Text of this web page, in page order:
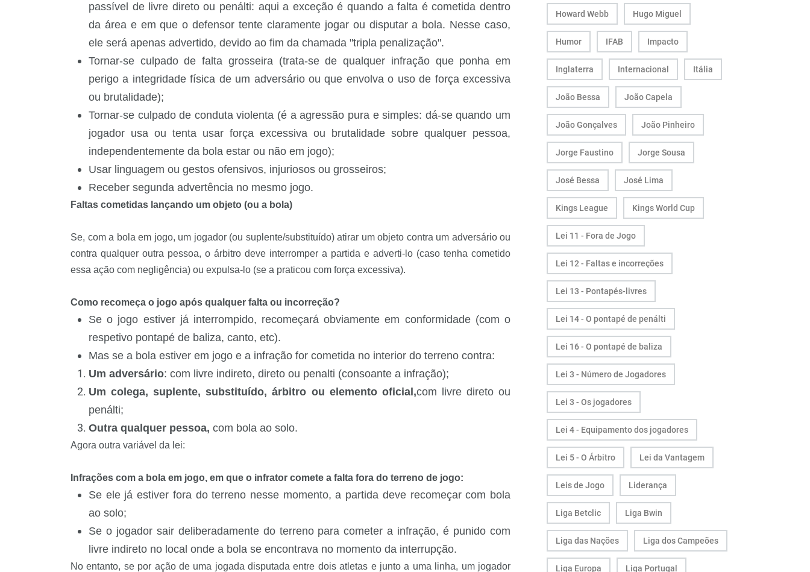
passível de livre direto ou penálti: aqui a exceção é quando a falta é cometida dentro
da área e em que o defensor tente claramente jogar ou disputar a bola. Nesse caso,
ele será apenas advertido, devido ao fim da chamada "tripla penalização".
Tornar-se culpado de falta grosseira (trata-se de qualquer infração que ponha em
perigo a integridade física de um adversário ou que envolva o uso de força excessiva
ou brutalidade);
Tornar-se culpado de conduta violenta (é a agressão pura e simples: dá-se quando um
jogador usa ou tenta usar força excessiva ou brutalidade sobre qualquer pessoa,
independentemente da bola estar ou não em jogo);
Usar linguagem ou gestos ofensivos, injuriosos ou grosseiros;
Receber segunda advertência no mesmo jogo.
Faltas cometidas lançando um objeto (ou a bola)
Se, com a bola em jogo, um jogador (ou suplente/substituído) atirar um objeto contra um adversário ou
contra qualquer outra pessoa, o árbitro deve interromper a partida e adverti-lo (caso tenha cometido
essa ação com negligência) ou expulsa-lo (se a praticou com força excessiva).
Como recomeça o jogo após qualquer falta ou incorreção?
Se o jogo estiver já interrompido, recomeçará obviamente em conformidade (com o
respetivo pontapé de baliza, canto, etc).
Mas se a bola estiver em jogo e a infração for cometida no interior do terreno contra:
Um adversário: com livre indireto, direto ou penalti (consoante a infração);
Um colega, suplente, substituído, árbitro ou elemento oficial,com livre direto ou
penálti;
Outra qualquer pessoa, com bola ao solo.
Agora outra variável da lei:
Infrações com a bola em jogo, em que o infrator comete a falta fora do terreno de jogo:
Se ele já estiver fora do terreno nesse momento, a partida deve recomeçar com bola
ao solo;
Se o jogador sair deliberadamente do terreno para cometer a infração, é punido com
livre indireto no local onde a bola se encontrava no momento da interrupção.
No entanto, se por ação de uma jogada disputada entre dois atletas e junto a uma linha, um jogador
Howard Webb Hugo Miguel
Humor IFAB Impacto
Inglaterra Internacional Itália
João Bessa João Capela
João Gonçalves João Pinheiro
Jorge Faustino Jorge Sousa
José Bessa José Lima
Kings League Kings World Cup
Lei 11 - Fora de Jogo
Lei 12 - Faltas e incorreções
Lei 13 - Pontapés-livres
Lei 14 - O pontapé de penálti
Lei 16 - O pontapé de baliza
Lei 3 - Número de Jogadores
Lei 3 - Os jogadores
Lei 4 - Equipamento dos jogadores
Lei 5 - O Árbitro Lei da Vantagem
Leis de Jogo Liderança
Liga Betclic Liga Bwin
Liga das Nações Liga dos Campeões
Liga Europa Liga Portugal